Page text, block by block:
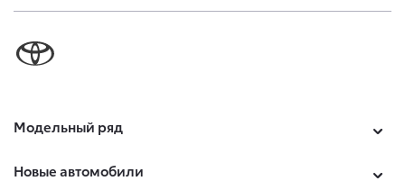
Модельный ряд
Новые автомобили